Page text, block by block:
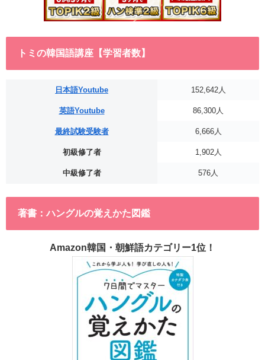
トミの韓国語講座【学習者数】
日本語Youtube 152,642人
英語Youtube 86,300人
最終試験受験者 6,666人
初級修了者 1,902人
中級修了者 576人
著書：ハングルの覚えかた図鑑
Amazon韓国・朝鮮語カテゴリー1位！